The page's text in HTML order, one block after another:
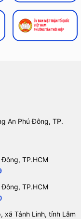
An Phú Đông, TP.
TP.HCM
TP.HCM
xã Tánh Linh, tỉnh Lâm